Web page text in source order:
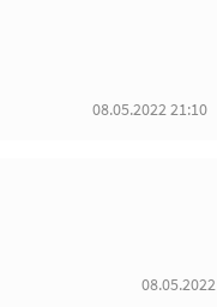
08.05.2022 21:10